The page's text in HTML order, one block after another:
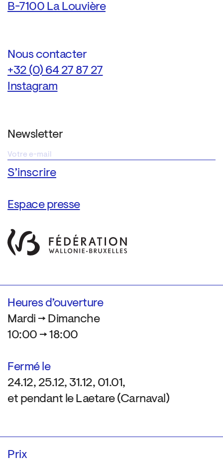
B-7100 La Louvière
Nous contacter
+32 (0) 64 27 87 27
Instagram
Newsletter
Espace presse
Heures d’ouverture
Mardi → Dimanche
10:00 → 18:00
Fermé le
24.12, 25.12, 31.12, 01.01,
et pendant le Laetare (Carnaval)
Prix